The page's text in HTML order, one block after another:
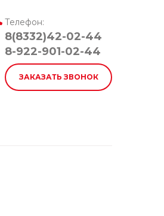
Телефон:
8(8332)42-02-44
8-922-901-02-44
ЗАКАЗАТЬ ЗВОНОК